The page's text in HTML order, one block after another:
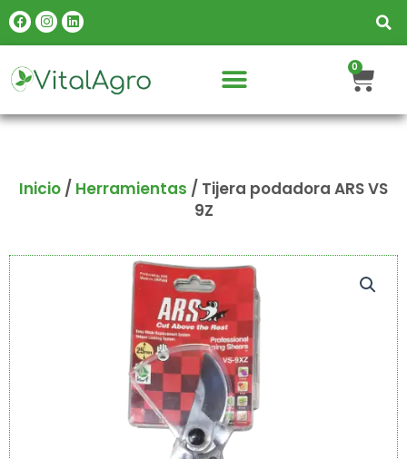
Facebook
Instagram
Linkedin
0
Inicio / Herramientas / Tijera podadora ARS VS
9Z